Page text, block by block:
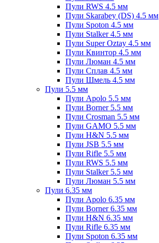
Пули RWS 4.5 мм
Пули Skarabey (DS) 4.5 мм
Пули Spoton 4.5 мм
Пули Stalker 4.5 мм
Пули Super Oztay 4.5 мм
Пули Квинтор 4.5 мм
Пули Люман 4.5 мм
Пули Сплав 4.5 мм
Пули Шмель 4.5 мм
Пули 5.5 мм
Пули Apolo 5.5 мм
Пули Borner 5.5 мм
Пули Crosman 5.5 мм
Пули GAMO 5.5 мм
Пули H&N 5.5 мм
Пули JSB 5.5 мм
Пули Rifle 5.5 мм
Пули RWS 5.5 мм
Пули Stalker 5.5 мм
Пули Люман 5.5 мм
Пули 6.35 мм
Пули Apolo 6.35 мм
Пули Borner 6.35 мм
Пули H&N 6.35 мм
Пули Rifle 6.35 мм
Пули Spoton 6.35 мм